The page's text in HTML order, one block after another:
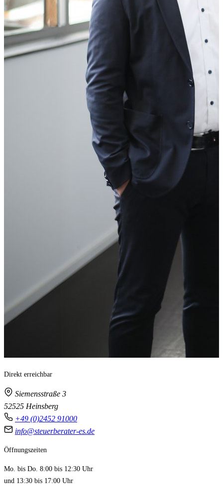
Direkt erreichbar
Siemensstraße 3
52525 Heinsberg
+49 (0)2452 91000
info@steuerberater-es.de
Öffnungszeiten
Mo. bis Do. 8:00 bis 12:30 Uhr
und 13:30 bis 17:00 Uhr